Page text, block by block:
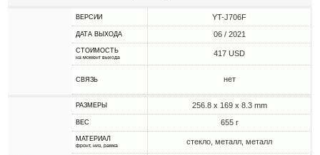
ВЕРСИИ YT-J706F
ДАТА ВЫХОДА 06 / 2021
СТОИМОСТЬ
на момент выхода 417 USD
СВЯЗЬ нет
РАЗМЕРЫ 256.8 x 169 x 8.3 mm
ВЕС 655 г
МАТЕРИАЛ
фронт, низ, рамка стекло, металл, металл